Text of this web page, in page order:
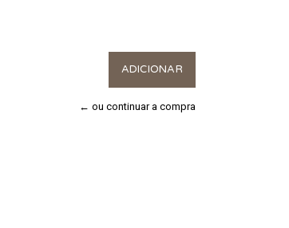
← ou continuar a compra